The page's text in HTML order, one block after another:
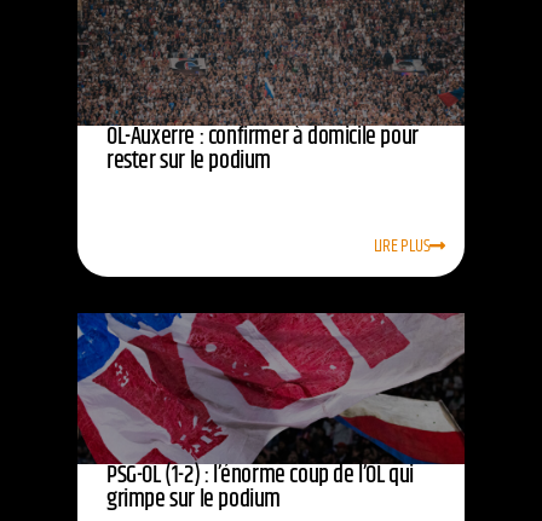
OL-Auxerre : confirmer à domicile pour
rester sur le podium
LIRE PLUS
PSG-OL (1-2) : l’énorme coup de l’OL qui
grimpe sur le podium